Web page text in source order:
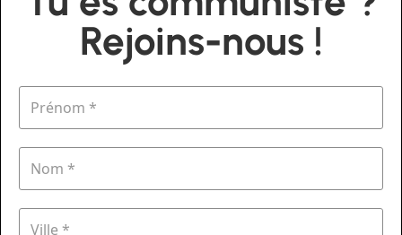
Rejoins-nous !